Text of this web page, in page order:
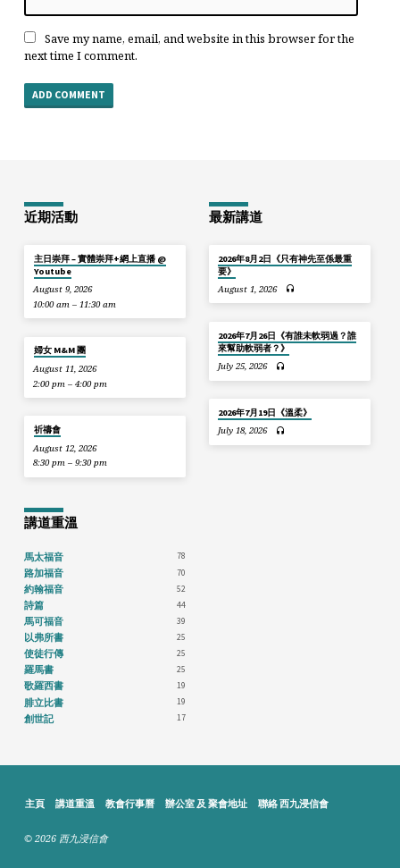
Save my name, email, and website in this browser for the
next time I comment.
近期活動
主日崇拜 – 實體崇拜+網上直播 @
Youtube
August 9, 2026
10:00 am – 11:30 am
婦女 M&M 團
August 11, 2026
2:00 pm – 4:00 pm
祈禱會
August 12, 2026
8:30 pm – 9:30 pm
最新講道
2026年8月2日《只有神先至係最重
要》
August 1, 2026
2026年7月26日《有誰未軟弱過？誰
來幫助軟弱者？》
July 25, 2026
2026年7月19日《溫柔》
July 18, 2026
講道重溫
馬太福音 78
路加福音 70
約翰福音 52
詩篇 44
馬可福音 39
以弗所書 25
使徒行傳 25
羅馬書 25
歌羅西書 19
腓立比書 19
創世記 17
主頁 講道重溫 教會行事曆 辦公室 及 聚會地址 聯絡 西九浸信會
© 2026 西九浸信會